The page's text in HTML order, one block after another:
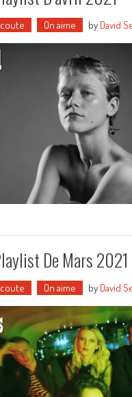
On aime by David
De Mars 2021
On aime by David